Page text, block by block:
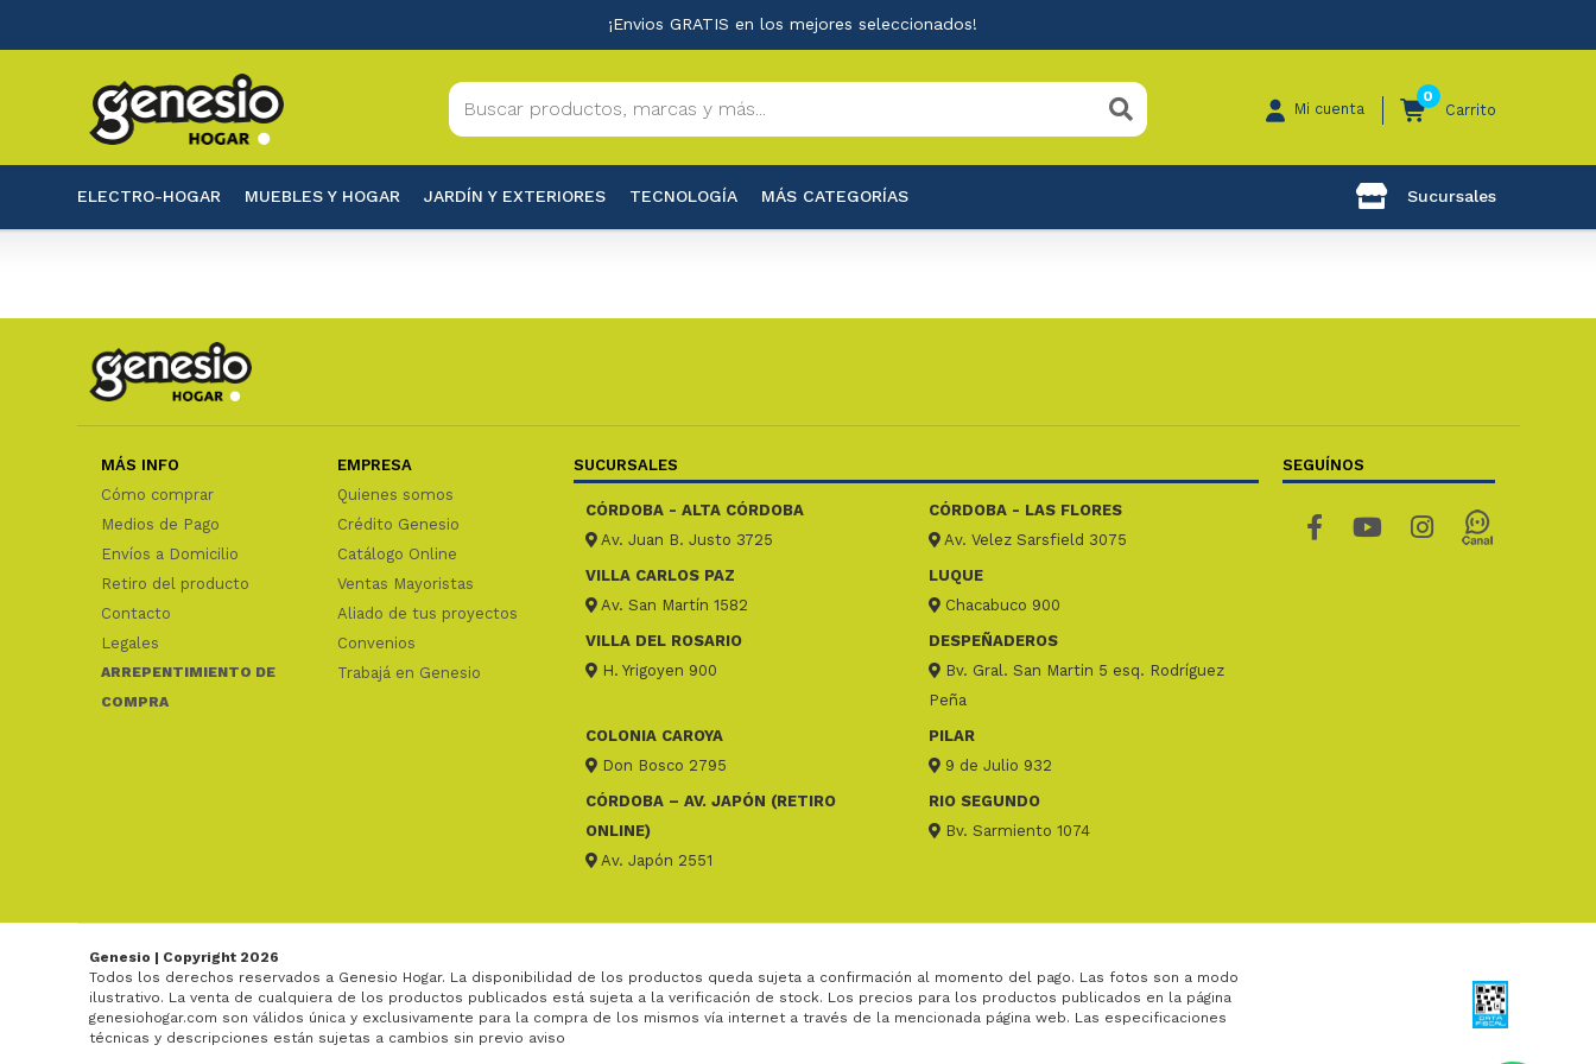
¡Envios GRATIS en los mejores seleccionados!
Mi cuenta
0
Carrito
ELECTRO-HOGAR MUEBLES Y HOGAR JARDÍN Y EXTERIORES TECNOLOGÍA MÁS CATEGORÍAS Sucursales
MÁS INFO
Cómo comprar
Medios de Pago
Envíos a Domicilio
Retiro del producto
Contacto
Legales
ARREPENTIMIENTO DE
COMPRA
EMPRESA
Quienes somos
Crédito Genesio
Catálogo Online
Ventas Mayoristas
Aliado de tus proyectos
Convenios
Trabajá en Genesio
SUCURSALES
CÓRDOBA - ALTA CÓRDOBA
Av. Juan B. Justo 3725
CÓRDOBA - LAS FLORES
Av. Velez Sarsfield 3075
VILLA CARLOS PAZ
Av. San Martín 1582
LUQUE
Chacabuco 900
VILLA DEL ROSARIO
H. Yrigoyen 900
DESPEÑADEROS
Bv. Gral. San Martin 5 esq. Rodríguez
Peña
COLONIA CAROYA
Don Bosco 2795
PILAR
9 de Julio 932
CÓRDOBA – AV. JAPÓN (RETIRO
ONLINE)
Av. Japón 2551
RIO SEGUNDO
Bv. Sarmiento 1074
SEGUÍNOS
Genesio | Copyright 2026
Todos los derechos reservados a Genesio Hogar. La disponibilidad de los productos queda sujeta a confirmación al momento del pago. Las fotos son a modo
ilustrativo. La venta de cualquiera de los productos publicados está sujeta a la verificación de stock. Los precios para los productos publicados en la página
genesiohogar.com son válidos única y exclusivamente para la compra de los mismos vía internet a través de la mencionada página web. Las especificaciones
técnicas y descripciones están sujetas a cambios sin previo aviso